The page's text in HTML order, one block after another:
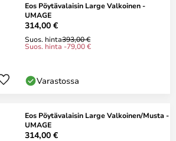
Eos Pöytävalaisin Large Valkoinen -
UMAGE
314,00 €
Suos. hinta393,00 €
Suos. hinta -79,00 €
Varastossa
Eos Pöytävalaisin Large Valkoinen/Musta -
UMAGE
314,00 €